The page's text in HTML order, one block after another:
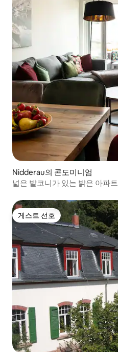
Nidderau의 콘도미니엄
넓은 발코니가 있는 밝은 아파트
게스트 선호
게스트 선호